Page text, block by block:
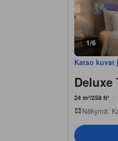
1/6
Katso kuvat
Deluxe
24 m²/258 ft²
Näkymä: